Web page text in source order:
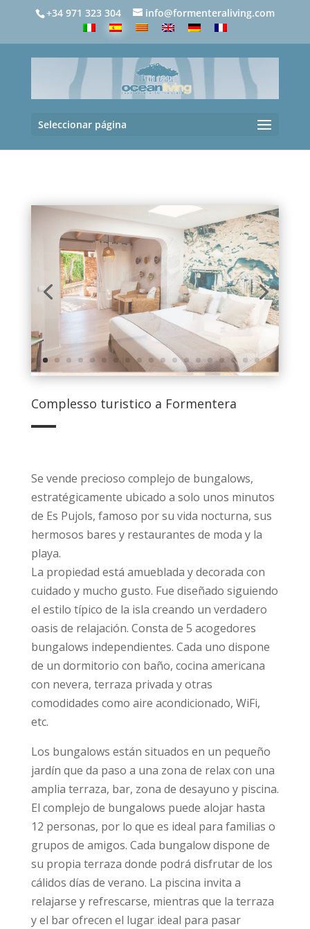
+34 971 323 304 info@formenteraliving.com
Seleccionar página
Complesso turistico a Formentera
Se vende precioso complejo de bungalows,
estratégicamente ubicado a solo unos minutos
de Es Pujols, famoso por su vida nocturna, sus
hermosos bares y restaurantes de moda y la
playa.
La propiedad está amueblada y decorada con
cuidado y mucho gusto. Fue diseñado siguiendo
el estilo típico de la isla creando un verdadero
oasis de relajación. Consta de 5 acogedores
bungalows independientes. Cada uno dispone
de un dormitorio con baño, cocina americana
con nevera, terraza privada y otras
comodidades como aire acondicionado, WiFi,
etc.
Los bungalows están situados en un pequeño
jardín que da paso a una zona de relax con una
amplia terraza, bar, zona de desayuno y piscina.
El complejo de bungalows puede alojar hasta
12 personas, por lo que es ideal para familias o
grupos de amigos. Cada bungalow dispone de
su propia terraza donde podrá disfrutar de los
cálidos días de verano. La piscina invita a
relajarse y refrescarse, mientras que la terraza
y el bar ofrecen el lugar ideal para pasar